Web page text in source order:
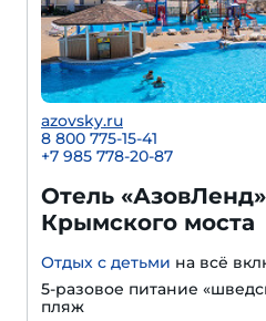
azovsky.ru
8 800 775-15-41
+7 985 778-20-87
Отель
Крымского моста
Отдых с детьми на всё
5-разовое питание
пляж